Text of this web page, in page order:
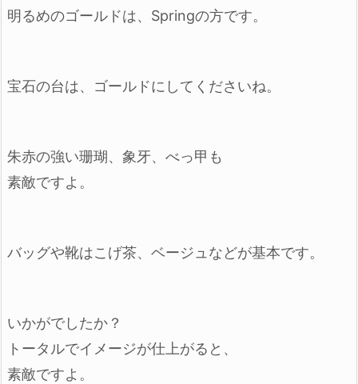
明るめのゴールドは、Springの方です。
宝石の台は、ゴールドにしてくださいね。
朱赤の強い珊瑚、象牙、べっ甲も
素敵ですよ。
バッグや靴はこげ茶、ベージュなどが基本です。
いかがでしたか？
トータルでイメージが仕上がると、
素敵ですよ。